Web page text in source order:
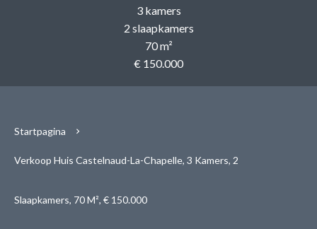
3 kamers
2 slaapkamers
70 m²
€ 150.000
Startpagina
Verkoop Huis Castelnaud-La-Chapelle, 3 Kamers, 2
Slaapkamers, 70 M², € 150.000